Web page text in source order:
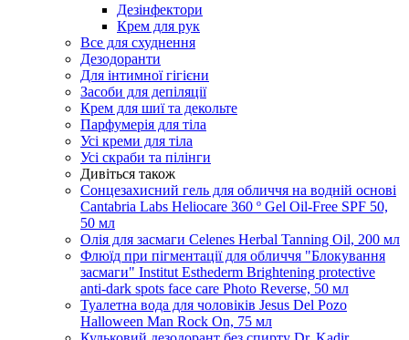
Дезінфектори
Крем для рук
Все для схуднення
Дезодоранти
Для інтимної гігієни
Засоби для депіляції
Крем для шиї та декольте
Парфумерія для тіла
Усі креми для тіла
Усі скраби та пілінги
Дивіться також
Сонцезахисний гель для обличчя на водній основі
Cantabria Labs Heliocare 360 ​​º Gel Oil-Free SPF 50,
50 мл
Олія для засмаги Celenes Herbal Tanning Oil, 200 мл
Флюїд при пігментації для обличчя "Блокування
засмаги" Institut Esthederm Brightening protective
anti-dark spots face care Photo Reverse, 50 мл
Туалетна вода для чоловіків Jesus Del Pozo
Halloween Man Rock On, 75 мл